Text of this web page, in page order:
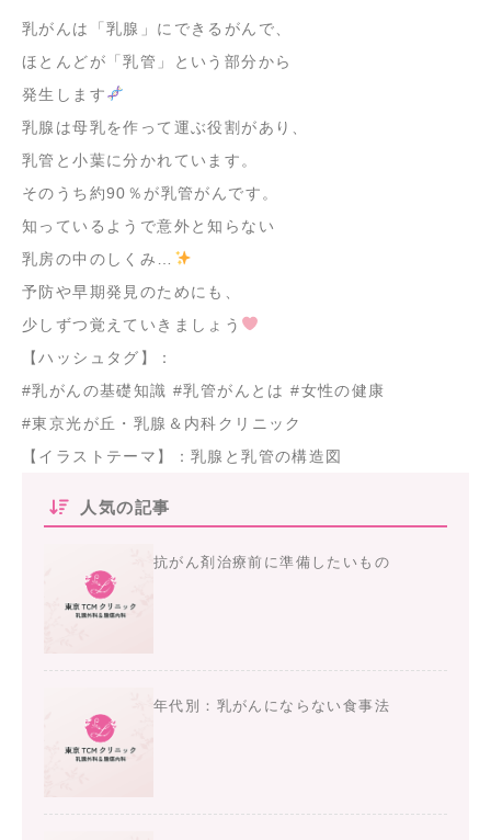
乳がんは「乳腺」にできるがんで、
ほとんどが「乳管」という部分から
発生します
乳腺は母乳を作って運ぶ役割があり、
乳管と小葉に分かれています。
そのうち約90％が乳管がんです。
知っているようで意外と知らない
乳房の中のしくみ…
予防や早期発見のためにも、
少しずつ覚えていきましょう
【ハッシュタグ】：
#乳がんの基礎知識 #乳管がんとは #女性の健康
#東京光が丘・乳腺＆内科クリニック
【イラストテーマ】：乳腺と乳管の構造図
人気の記事
抗がん剤治療前に準備したいもの
年代別：乳がんにならない食事法